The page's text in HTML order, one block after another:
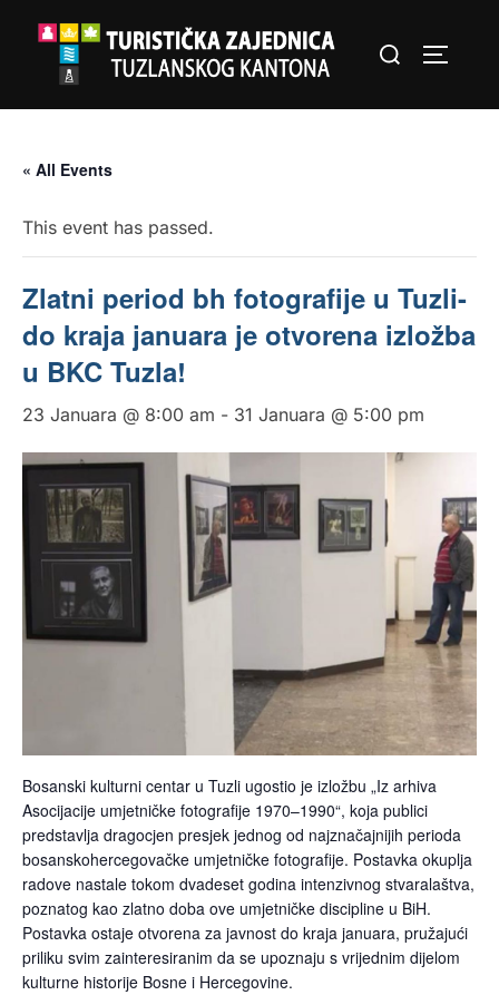
Search
« All Events
This event has passed.
Zlatni period bh fotografije u Tuzli-
do kraja januara je otvorena izložba
u BKC Tuzla!
23 Januara @ 8:00 am - 31 Januara @ 5:00 pm
Bosanski kulturni centar u Tuzli ugostio je izložbu „Iz arhiva
Asocijacije umjetničke fotografije 1970–1990“, koja publici
predstavlja dragocjen presjek jednog od najznačajnijih perioda
bosanskohercegovačke umjetničke fotografije. Postavka okuplja
radove nastale tokom dvadeset godina intenzivnog stvaralaštva,
poznatog kao zlatno doba ove umjetničke discipline u BiH.
Postavka ostaje otvorena za javnost do kraja januara, pružajući
priliku svim zainteresiranim da se upoznaju s vrijednim dijelom
kulturne historije Bosne i Hercegovine.